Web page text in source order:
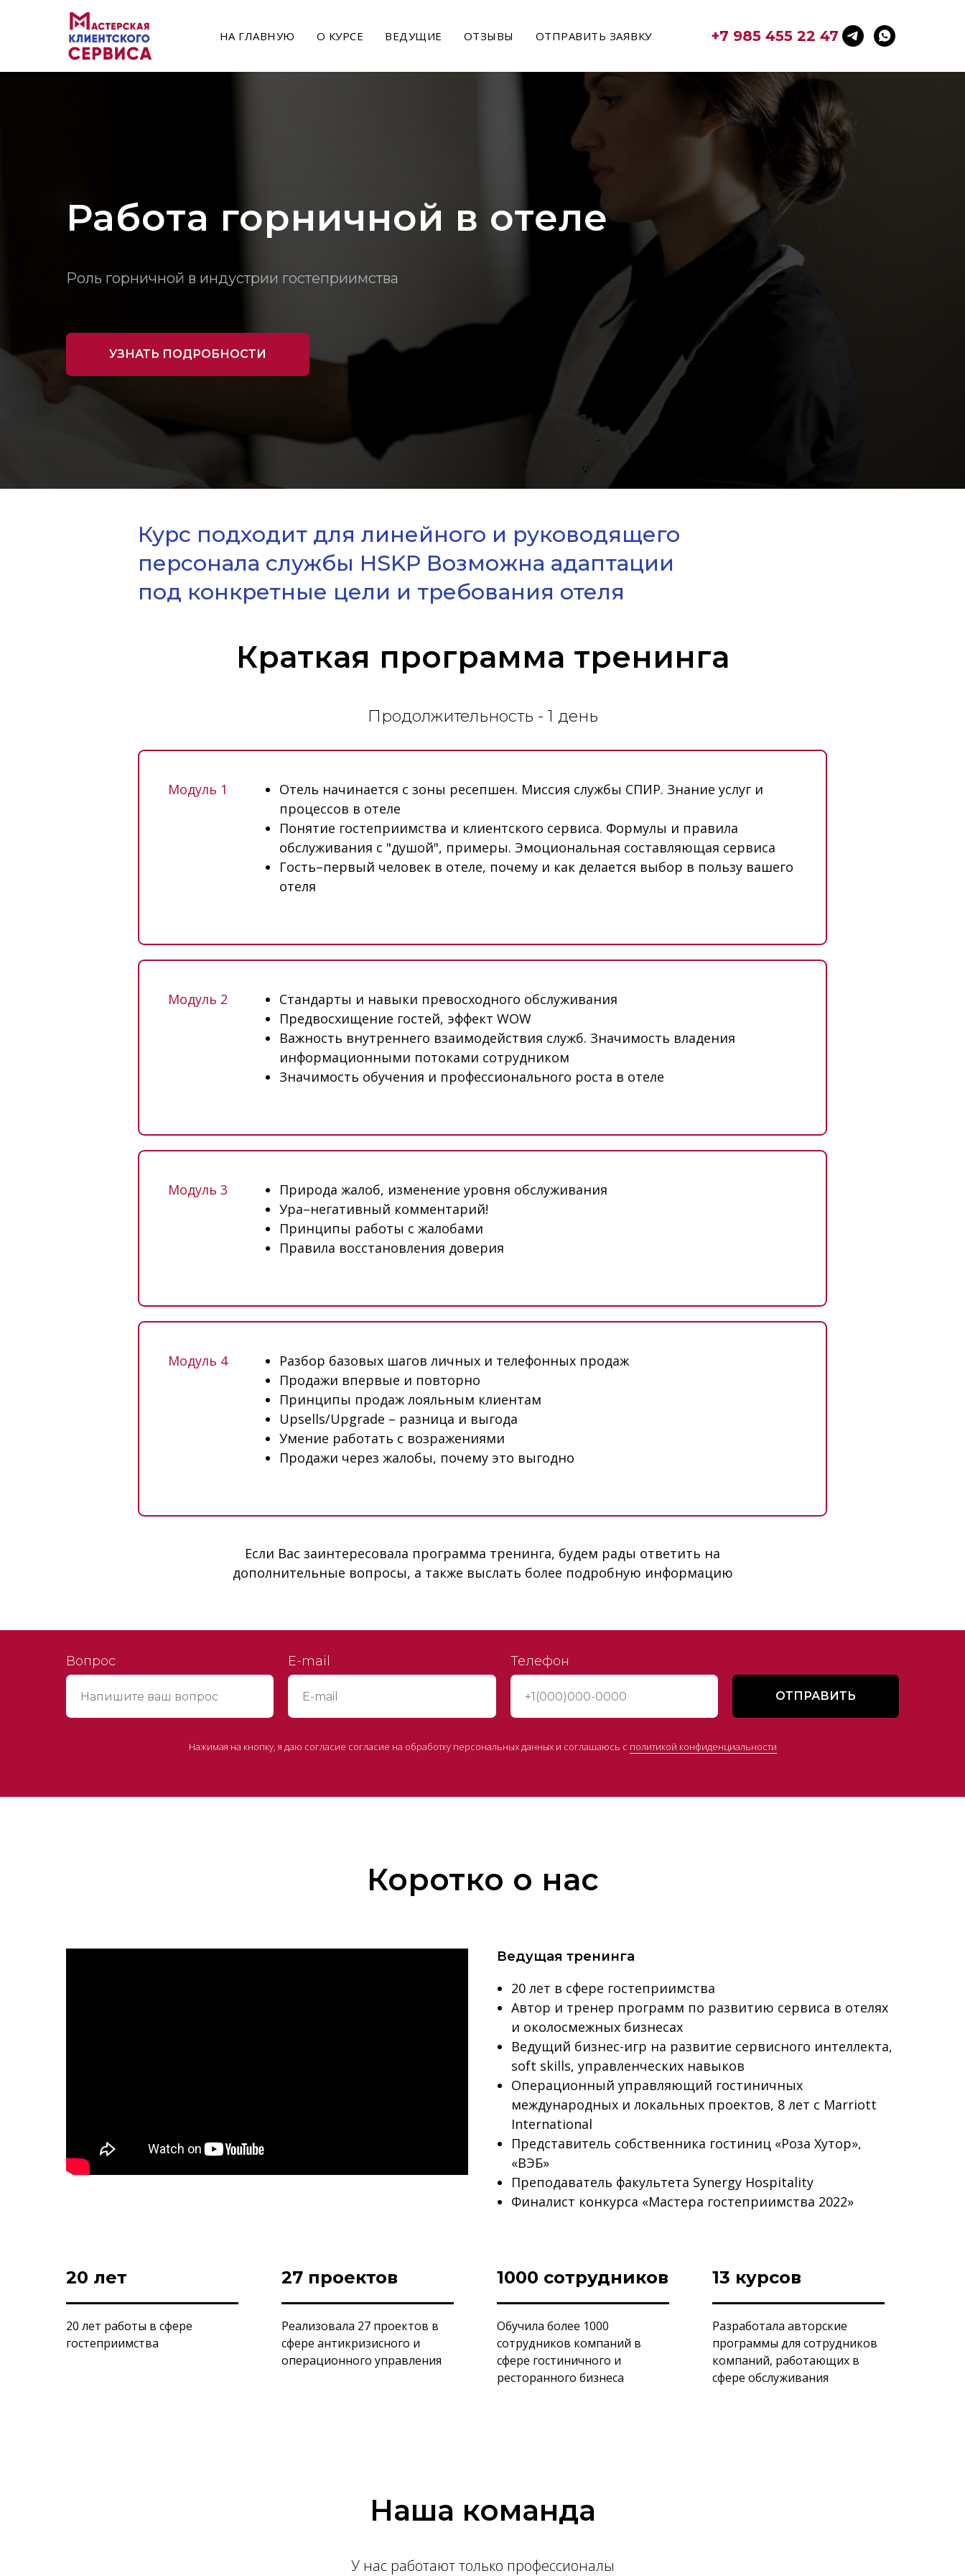
НА ГЛАВНУЮ О КУРСЕ ВЕДУЩИЕ ОТЗЫВЫ ОТПРАВИТЬ ЗАЯВКУ +7 985 455 22 47
Работа горничной в отеле
Роль горничной в индустрии гостеприимства
УЗНАТЬ ПОДРОБНОСТИ
Курс подходит для линейного и руководящего
персонала службы HSKP Возможна адаптации
под конкретные цели и требования отеля
Краткая программа тренинга
Продолжительность - 1 день
Модуль 1
Отель начинается с зоны ресепшен. Миссия службы СПИР. Знание услуг и
процессов в отеле
Понятие гостеприимства и клиентского сервиса. Формулы и правила
обслуживания с "душой", примеры. Эмоциональная составляющая сервиса
Гость–первый человек в отеле, почему и как делается выбор в пользу вашего
отеля
Модуль 2
Стандарты и навыки превосходного обслуживания
Предвосхищение гостей, эффект WOW
Важность внутреннего взаимодействия служб. Значимость владения
информационными потоками сотрудником
Значимость обучения и профессионального роста в отеле
Модуль 3
Природа жалоб, изменение уровня обслуживания
Ура–негативный комментарий!
Принципы работы с жалобами
Правила восстановления доверия
Модуль 4
Разбор базовых шагов личных и телефонных продаж
Продажи впервые и повторно
Принципы продаж лояльным клиентам
Upsells/Upgrade – разница и выгода
Умение работать с возражениями
Продажи через жалобы, почему это выгодно
Если Вас заинтересовала программа тренинга, будем рады ответить на
дополнительные вопросы, а также выслать более подробную информацию
Вопрос E-mail Телефон
ОТПРАВИТЬ
Нажимая на кнопку, я даю согласие согласие на обработку персональных данных и соглашаюсь c политикой конфиденциальности
Коротко о нас
Ведущая тренинга
20 лет в сфере гостеприимства
Автор и тренер программ по развитию сервиса в отелях
и околосмежных бизнесах
Ведущий бизнес-игр на развитие сервисного интеллекта,
soft skills, управленческих навыков
Операционный управляющий гостиничных
международных и локальных проектов, 8 лет с Marriott
International
Представитель собственника гостиниц «Роза Хутор»,
«ВЭБ»
Преподаватель факультета Synergy Hospitality
Финалист конкурса «Мастера гостеприимства 2022»
20 лет
20 лет работы в сфере
гостеприимства
27 проектов
Реализовала 27 проектов в
сфере антикризисного и
операционного управления
1000 сотрудников
Обучила более 1000
сотрудников компаний в
сфере гостиничного и
ресторанного бизнеса
13 курсов
Разработала авторские
программы для сотрудников
компаний, работающих в
сфере обслуживания
Наша команда
У нас работают только профессионалы